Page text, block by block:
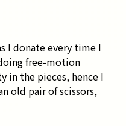
I donate every time I
free-motion
in the pieces, hence I
old pair of scissors,